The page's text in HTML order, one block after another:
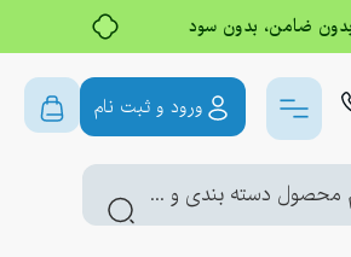
خرید قسطی با ترب‌پی
ورود و ثبت نام